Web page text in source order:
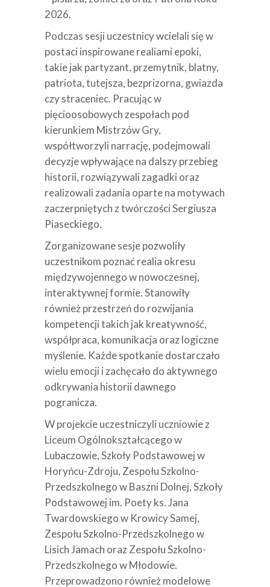
2026.
Podczas sesji uczestnicy wcielali się w
postaci inspirowane realiami epoki,
takie jak partyzant, przemytnik, blatny,
patriota, tutejsza, bezprizorna, gwiazda
czy straceniec. Pracując w
pięcioosobowych zespołach pod
kierunkiem Mistrzów Gry,
współtworzyli narrację, podejmowali
decyzje wpływające na dalszy przebieg
historii, rozwiązywali zagadki oraz
realizowali zadania oparte na motywach
zaczerpniętych z twórczości Sergiusza
Piaseckiego.
Zorganizowane sesje pozwoliły
uczestnikom poznać realia okresu
międzywojennego w nowoczesnej,
interaktywnej formie. Stanowiły
również przestrzeń do rozwijania
kompetencji takich jak kreatywność,
współpraca, komunikacja oraz logiczne
myślenie. Każde spotkanie dostarczało
wielu emocji i zachęcało do aktywnego
odkrywania historii dawnego
pogranicza.
W projekcie uczestniczyli uczniowie z
Liceum Ogólnokształcącego w
Lubaczowie, Szkoły Podstawowej w
Horyńcu-Zdroju, Zespołu Szkolno-
Przedszkolnego w Baszni Dolnej, Szkoły
Podstawowej im. Poety ks. Jana
Twardowskiego w Krowicy Samej,
Zespołu Szkolno-Przedszkolnego w
Lisich Jamach oraz Zespołu Szkolno-
Przedszkolnego w Młodowie.
Przeprowadzono również modelowe